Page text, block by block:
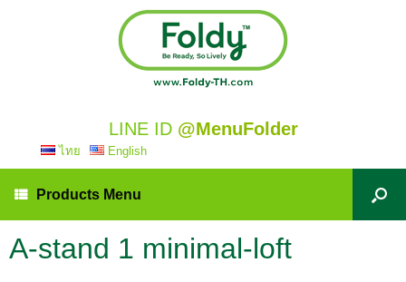
LINE ID @MenuFolder
ไทย English
Products Menu
A-stand 1 minimal-loft